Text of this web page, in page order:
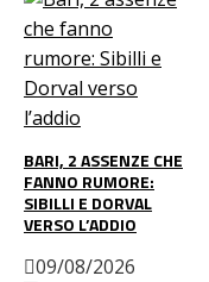
BARI, 2 ASSENZE CHE
FANNO RUMORE:
SIBILLI E DORVAL
VERSO L’ADDIO
09/08/2026